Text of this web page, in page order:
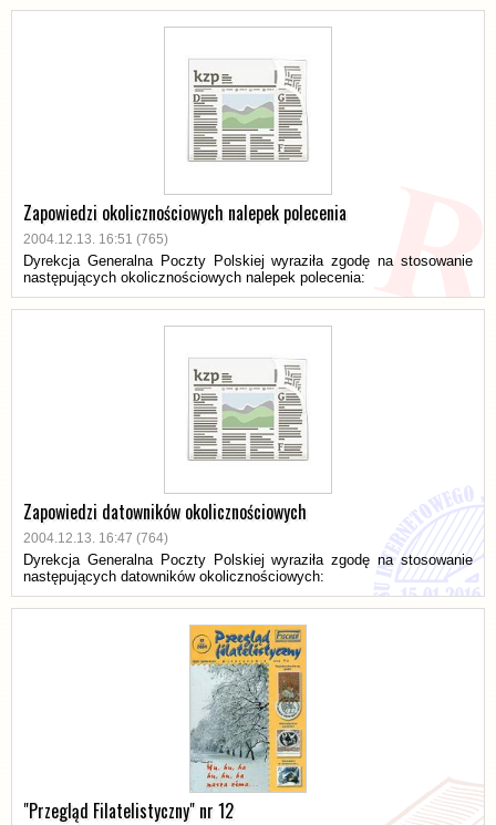
Zapowiedzi okolicznościowych nalepek polecenia
2004.12.13. 16:51 (765)
Dyrekcja Generalna Poczty Polskiej wyraziła zgodę na stosowanie
następujących okolicznościowych nalepek polecenia:
Zapowiedzi datowników okolicznościowych
2004.12.13. 16:47 (764)
Dyrekcja Generalna Poczty Polskiej wyraziła zgodę na stosowanie
następujących datowników okolicznościowych:
"Przegląd Filatelistyczny" nr 12